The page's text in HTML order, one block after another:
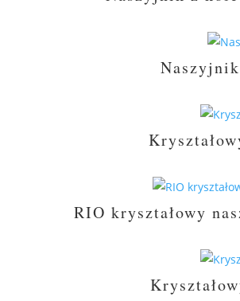
RIO kryształowy